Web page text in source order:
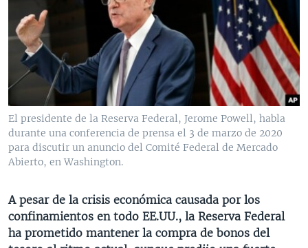
VENEZUELA
BRASIL
NICARAGUA
ECONOMÍA
ENTRETENIMIENTO Y CULTURA
TECNOLOGÍA
DEPORTES
MULTIMEDIA
VIDEOS
FOTOGRAFÍA
AUDIOS
PROGRAMAS TV
EL MUNDO AL DÍA
FORO INTERAMERICANO
LAS CLAVES
PANORAMA
RADIO
AVANCE INFORMATIVO
BUENOS DÍAS AMÉRICA
ESTADOS UNIDOS AL DÍA
FORO [RADIO]
DEPORTIVO INTERNACIONAL
DIRECT
Learning English
El presidente de la Reserva Federal, Jerome Powell, habla
durante una conferencia de prensa el 3 de marzo de 2020
para discutir un anuncio del Comité Federal de Mercado
Abierto, en Washington.
A pesar de la crisis económica causada por los
confinamientos en todo EE.UU., la Reserva Federal
ha prometido mantener la compra de bonos del